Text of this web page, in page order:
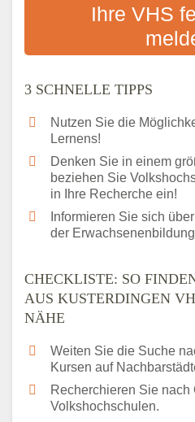
Das bundesweite
Ihre VHS
3 SCHNELLE TIPPS
Nutzen Sie die
Lernens!
Denken Sie in einem
beziehen Sie
in Ihre Recherche ein!
Informieren Sie sich
der
CHECKLISTE: SO
AUS KUSTERDINGEN
NÄHE
Weiten Sie die Suche
Kursen auf
Recherchieren Sie nach
Volkshochschulen.